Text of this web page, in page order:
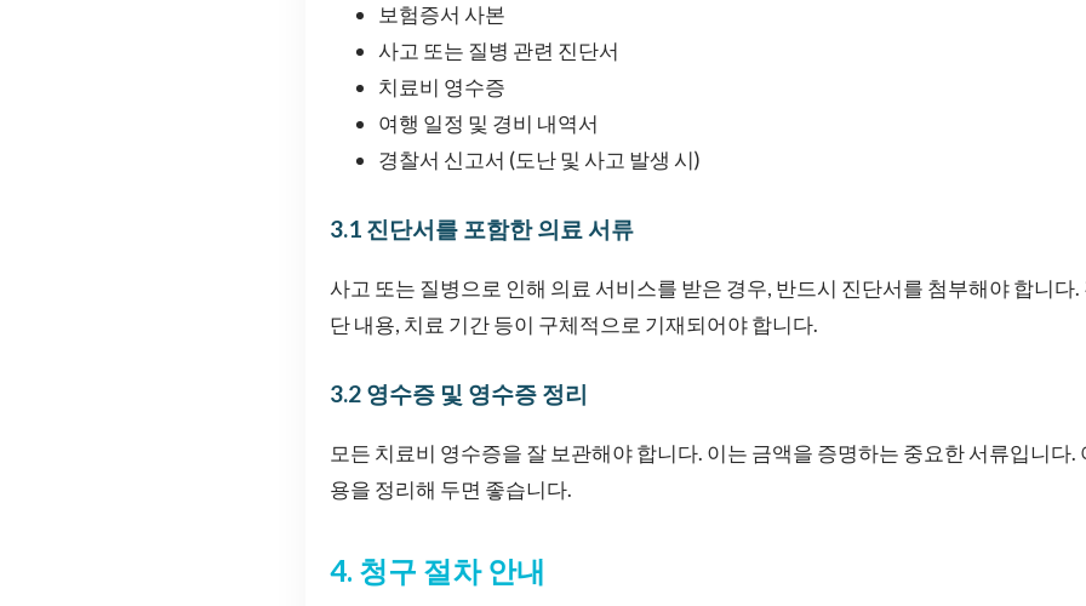
보험증서 사본
사고 또는 질병 관련 진단서
치료비 영수증
여행 일정 및 경비 내역서
경찰서 신고서 (도난 및 사고 발생 시)
3.1 진단서를 포함한 의료 서류
사고 또는 질병으로 인해 의료 서비스를 받은 경우, 반드시 진단서를 첨부해야 합니다
단 내용, 치료 기간 등이 구체적으로 기재되어야 합니다.
3.2 영수증 및 영수증 정리
모든 치료비 영수증을 잘 보관해야 합니다. 이는 금액을 증명하는 중요한 서류입니다.
용을 정리해 두면 좋습니다.
4. 청구 절차 안내